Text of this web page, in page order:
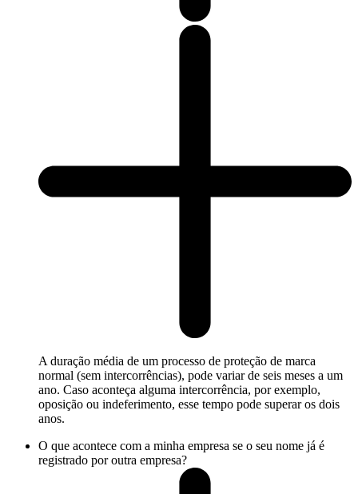
A duração média de um processo de proteção de marca
normal (sem intercorrências), pode variar de seis meses a um
ano. Caso aconteça alguma intercorrência, por exemplo,
oposição ou indeferimento, esse tempo pode superar os dois
anos.
O que acontece com a minha empresa se o seu nome já é
registrado por outra empresa?